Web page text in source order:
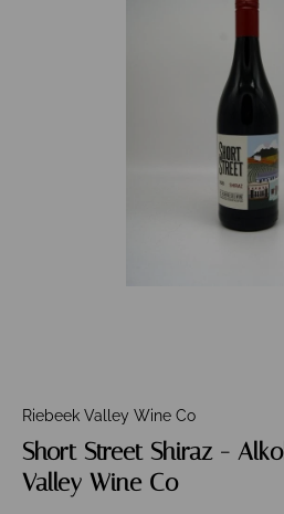
Riebeek Valley Wine Co
Short Street Shiraz -
Valley Wine Co